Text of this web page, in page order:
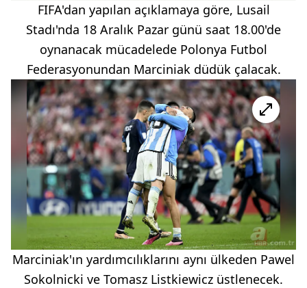
FIFA'dan yapılan açıklamaya göre, Lusail
Stadı'nda 18 Aralık Pazar günü saat 18.00'de
oynanacak mücadelede Polonya Futbol
Federasyonundan Marciniak düdük çalacak.
Marciniak'ın yardımcılıklarını aynı ülkeden Pawel
Sokolnicki ve Tomasz Listkiewicz üstlenecek.